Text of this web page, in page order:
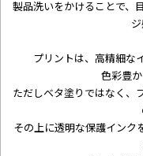
製品洗いをかけることで、
プリントは、高精細な
色彩豊か
ただしベタ塗りではなく、
その上に透明な保護インク